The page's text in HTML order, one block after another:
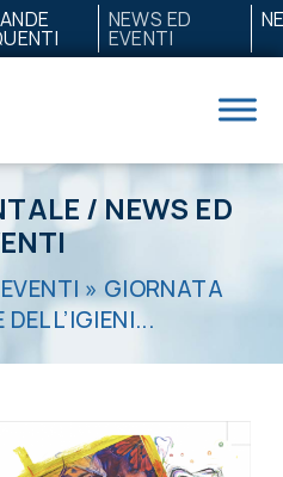
NEWS ED
EVENTI
/ NEWS ED
» GIORNATA